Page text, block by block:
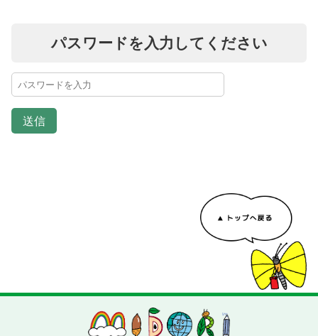
パスワードを入力してください
送信